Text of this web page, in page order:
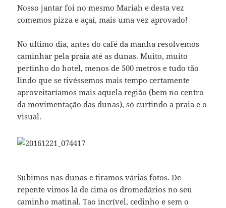
Nosso jantar foi no mesmo Mariah e desta vez
comemos pizza e açaí, mais uma vez aprovado!
No ultimo dia, antes do café da manha resolvemos
caminhar pela praia até as dunas. Muito, muito
pertinho do hotel, menos de 500 metros e tudo tão
lindo que se tivéssemos mais tempo certamente
aproveitaríamos mais aquela região (bem no centro
da movimentação das dunas), só curtindo a praia e o
visual.
Subimos nas dunas e tiramos várias fotos. De
repente vimos lá de cima os dromedários no seu
caminho matinal. Tao incrível, cedinho e sem o